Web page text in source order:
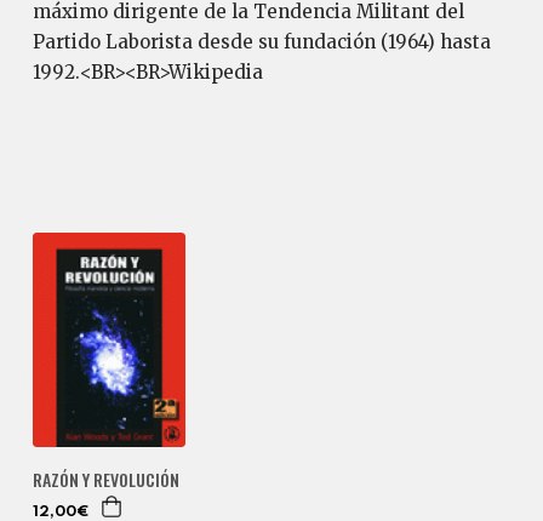
máximo dirigente de la Tendencia Militant del
Partido Laborista desde su fundación (1964) hasta
1992.<BR><BR>Wikipedia
RAZÓN Y REVOLUCIÓN
12,00€